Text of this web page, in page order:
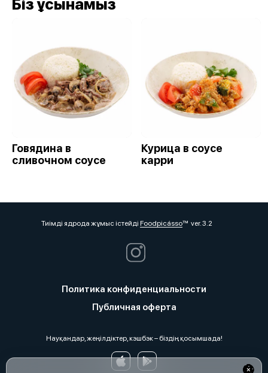
Біз ұсынамыз
Говядина в
сливочном соусе
Курица в соусе
карри
Тиімді ядрода жұмыс істейді Foodpicássover. 3.2
Политика конфиденциальности
Публичная оферта
Науқандар, жеңілдіктер, кэшбэк – біздің қосымшада!